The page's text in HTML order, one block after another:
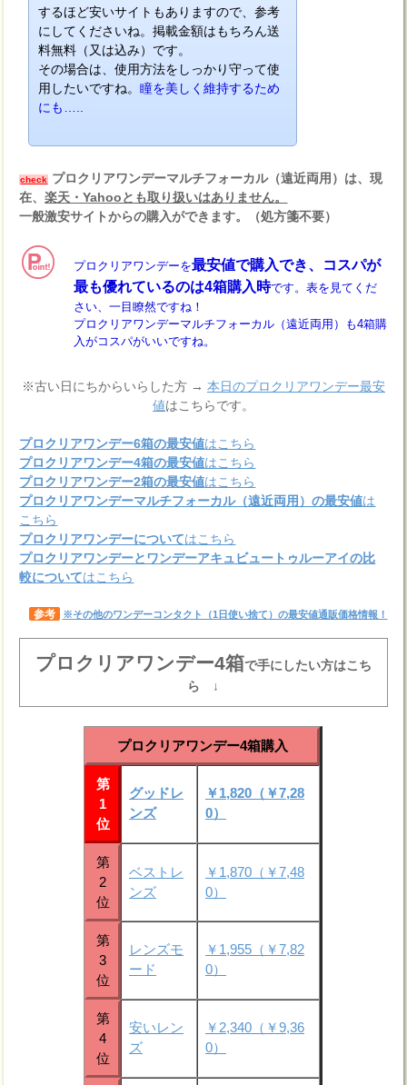
するほど安いサイトもありますので、参考
にしてくださいね。掲載金額はもちろん送
料無料（又は込み）です。
その場合は、使用方法をしっかり守って使
用したいですね。瞳を美しく維持するため
にも…..
check
プロクリアワンデーマルチフォーカル（遠近両用）は、現
在、楽天・Yahooとも取り扱いはありません。
一般激安サイトからの購入ができます。（処方箋不要）
プロクリアワンデーを最安値で購入でき、コスパが
最も優れているのは4箱購入時です。表を見てくだ
さい、一目瞭然ですね！
プロクリアワンデーマルチフォーカル（遠近両用）も4箱購
入がコスパがいいですね。
※古い日にちからいらした方 → 本日のプロクリアワンデー最安
値はこちらです。
プロクリアワンデー6箱の最安値はこちら
プロクリアワンデー4箱の最安値はこちら
プロクリアワンデー2箱の最安値はこちら
プロクリアワンデーマルチフォーカル（遠近両用）の最安値は
こちら
プロクリアワンデーについてはこちら
プロクリアワンデーとワンデーアキュビュートゥルーアイの比
較についてはこちら
参考 ※その他のワンデーコンタクト（1日使い捨て）の最安値通販価格情報！
プロクリアワンデー4箱で手にしたい方はこち
ら ↓
プロクリアワンデー4箱購入
第
1
位
グッドレ
ンズ
￥1,820（￥7,28
0）
第
2
位
ベストレ
ンズ
￥1,870（￥7,48
0）
第
3
位
レンズモ
ード
￥1,955（￥7,82
0）
第
4
位
安いレン
ズ
￥2,340（￥9,36
0）